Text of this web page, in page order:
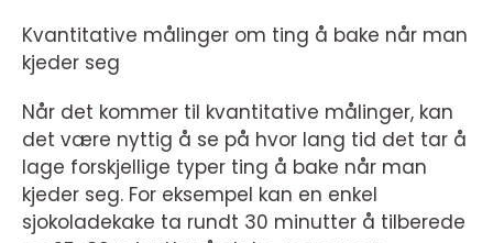
Kvantitative målinger om ting å bake når man
kjeder seg
Når det kommer til kvantitative målinger, kan
det være nyttig å se på hvor lang tid det tar å
lage forskjellige typer ting å bake når man
kjeder seg. For eksempel kan en enkel
sjokoladekake ta rundt 30 minutter å tilberede